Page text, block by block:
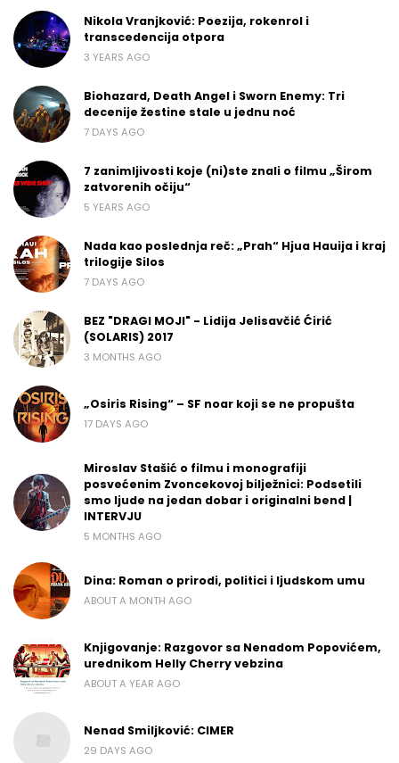
Nikola Vranjković: Poezija, rokenrol i
transcedencija otpora
3 YEARS AGO
Biohazard, Death Angel i Sworn Enemy: Tri
decenije žestine stale u jednu noć
7 DAYS AGO
7 zanimljivosti koje (ni)ste znali o filmu „Širom
zatvorenih očiju“
5 YEARS AGO
Nada kao poslednja reč: „Prah“ Hjua Hauija i kraj
trilogije Silos
7 DAYS AGO
BEZ "DRAGI MOJI" - Lidija Jelisavčić Ćirić
(SOLARIS) 2017
3 MONTHS AGO
„Osiris Rising“ – SF noar koji se ne propušta
17 DAYS AGO
Miroslav Stašić o filmu i monografiji
posvećenim Zvoncekovoj bilježnici: Podsetili
smo ljude na jedan dobar i originalni bend |
INTERVJU
5 MONTHS AGO
Dina: Roman o prirodi, politici i ljudskom umu
ABOUT A MONTH AGO
Knjigovanje: Razgovor sa Nenadom Popovićem,
urednikom Helly Cherry vebzina
ABOUT A YEAR AGO
Nenad Smiljković: CIMER
29 DAYS AGO